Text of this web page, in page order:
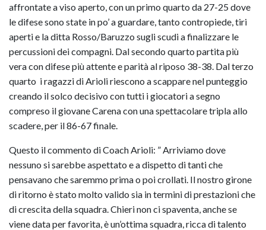
affrontate a viso aperto, con un primo quarto da 27-25 dove
le difese sono state in po’ a guardare, tanto contropiede, tiri
aperti e la ditta Rosso/Baruzzo sugli scudi a finalizzare le
percussioni dei compagni. Dal secondo quarto partita più
vera con difese più attente e parità al riposo 38-38. Dal terzo
quarto i ragazzi di Arioli riescono a scappare nel punteggio
creando il solco decisivo con tutti i giocatori a segno
compreso il giovane Carena con una spettacolare tripla allo
scadere, per il 86-67 finale.
Questo il commento di Coach Arioli: ” Arriviamo dove
nessuno si sarebbe aspettato e a dispetto di tanti che
pensavano che saremmo prima o poi crollati. Il nostro girone
di ritorno è stato molto valido sia in termini di prestazioni che
di crescita della squadra. Chieri non ci spaventa, anche se
viene data per favorita, è un’ottima squadra, ricca di talento